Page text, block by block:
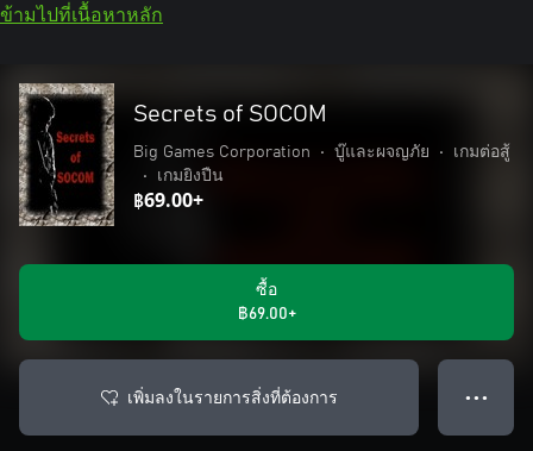
ข้ามไปที่เนื้อหาหลัก
Secrets of SOCOM
Big Games Corporation • บู๊และผจญภัย •
เกมต่อสู้
•
เกมยิงปืน
฿69.00+
ซื้อ
฿69.00+
เพิ่มลงในรายการสิ่งที่ต้องการ ● ● ●